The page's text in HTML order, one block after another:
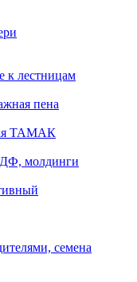
к лестницам
пена
ТАМАК
молдинги
семена